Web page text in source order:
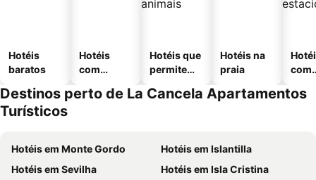
Hotéis
baratos
Hotéis
com
Hotéis que
permitem
Hotéis na
praia
com
Destinos perto de La Cancela Apartamentos
Turísticos
Hotéis em Monte Gordo
Hotéis em Islantilla
Hotéis em Sevilha
Hotéis em Isla Cristina